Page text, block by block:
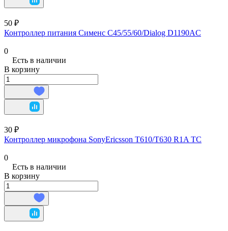
50 ₽
Контроллер питания Сименс C45/55/60/Dialog D1190AC
0
Есть в наличии
В корзину
30 ₽
Контроллер микрофона SonyEricsson T610/T630 R1A TC
0
Есть в наличии
В корзину